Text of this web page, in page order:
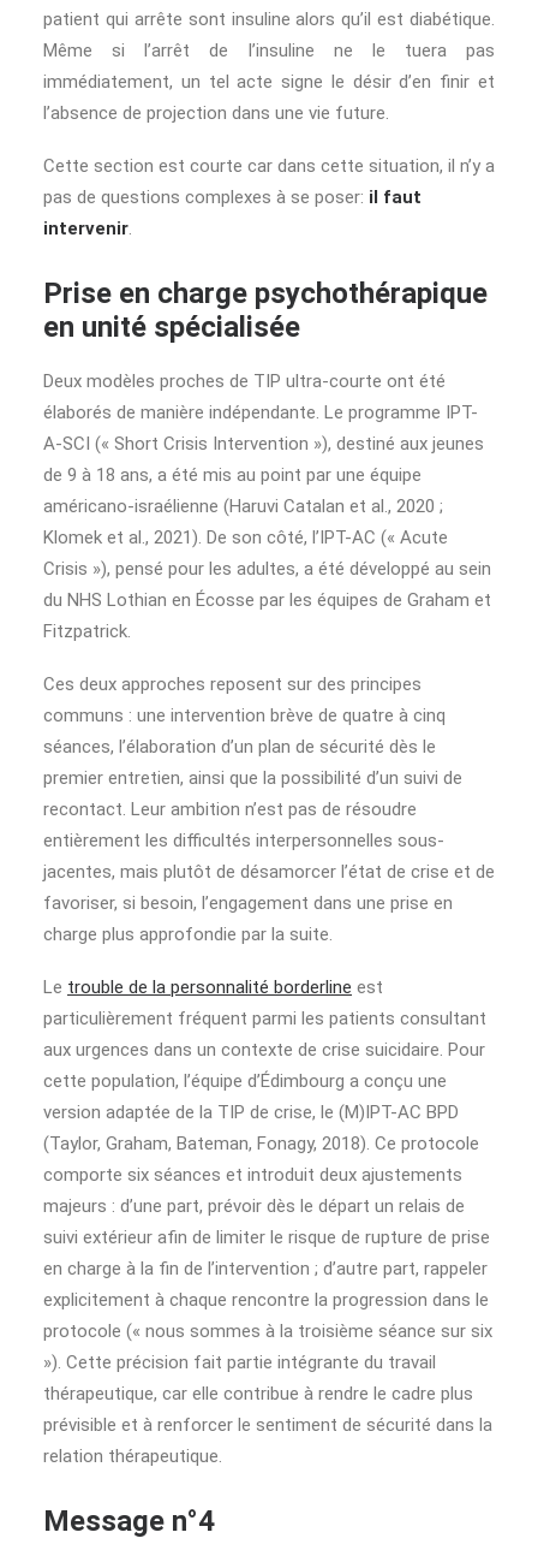
patient qui arrête sont insuline alors qu’il est diabétique.
Même si l’arrêt de l’insuline ne le tuera pas
immédiatement, un tel acte signe le désir d’en finir et
l’absence de projection dans une vie future.
Cette section est courte car dans cette situation, il n’y a
pas de questions complexes à se poser: il faut
intervenir.
Prise en charge psychothérapique
en unité spécialisée
Deux modèles proches de TIP ultra-courte ont été
élaborés de manière indépendante. Le programme IPT-
A-SCI (« Short Crisis Intervention »), destiné aux jeunes
de 9 à 18 ans, a été mis au point par une équipe
américano-israélienne (Haruvi Catalan et al., 2020 ;
Klomek et al., 2021). De son côté, l’IPT-AC (« Acute
Crisis »), pensé pour les adultes, a été développé au sein
du NHS Lothian en Écosse par les équipes de Graham et
Fitzpatrick.
Ces deux approches reposent sur des principes
communs : une intervention brève de quatre à cinq
séances, l’élaboration d’un plan de sécurité dès le
premier entretien, ainsi que la possibilité d’un suivi de
recontact. Leur ambition n’est pas de résoudre
entièrement les difficultés interpersonnelles sous-
jacentes, mais plutôt de désamorcer l’état de crise et de
favoriser, si besoin, l’engagement dans une prise en
charge plus approfondie par la suite.
Le trouble de la personnalité borderline est
particulièrement fréquent parmi les patients consultant
aux urgences dans un contexte de crise suicidaire. Pour
cette population, l’équipe d’Édimbourg a conçu une
version adaptée de la TIP de crise, le (M)IPT-AC BPD
(Taylor, Graham, Bateman, Fonagy, 2018). Ce protocole
comporte six séances et introduit deux ajustements
majeurs : d’une part, prévoir dès le départ un relais de
suivi extérieur afin de limiter le risque de rupture de prise
en charge à la fin de l’intervention ; d’autre part, rappeler
explicitement à chaque rencontre la progression dans le
protocole (« nous sommes à la troisième séance sur six
»). Cette précision fait partie intégrante du travail
thérapeutique, car elle contribue à rendre le cadre plus
prévisible et à renforcer le sentiment de sécurité dans la
relation thérapeutique.
Message n°4